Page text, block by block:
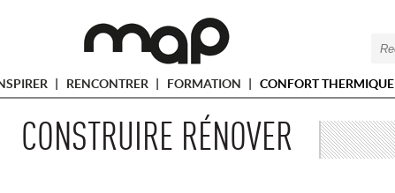
RENCONTRER FORMATION CONFORT THERMIQUE
CONSTRUIRE RÉNOVER